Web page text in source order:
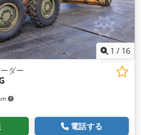
1 / 16
ダー
電話する